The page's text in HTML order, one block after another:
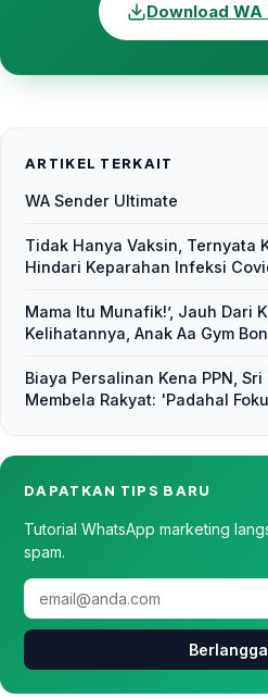
Download WA
ARTIKEL TERKAIT
WA Sender Ultimate
Tidak Hanya Vaksin, Ternyata
Hindari Keparahan Infeksi
Mama Itu Munafik!’, Jauh Dari
Kelihatannya, Anak Aa Gym
Biaya Persalinan Kena PPN,
Membela Rakyat: 'Padahal
DAPATKAN TIPS BARU
Tutorial WhatsApp marketing
spam.